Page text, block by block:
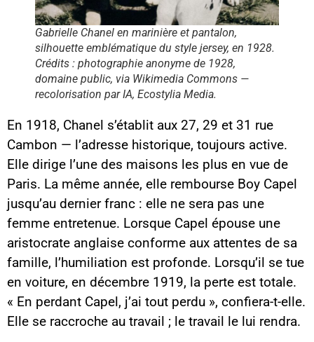
Gabrielle Chanel en marinière et pantalon,
silhouette emblématique du style jersey, en 1928.
Crédits : photographie anonyme de 1928,
domaine public, via Wikimedia Commons —
recolorisation par IA, Ecostylia Media.
En 1918, Chanel s’établit aux 27, 29 et 31 rue
Cambon — l’adresse historique, toujours active.
Elle dirige l’une des maisons les plus en vue de
Paris. La même année, elle rembourse Boy Capel
jusqu’au dernier franc : elle ne sera pas une
femme entretenue. Lorsque Capel épouse une
aristocrate anglaise conforme aux attentes de sa
famille, l’humiliation est profonde. Lorsqu’il se tue
en voiture, en décembre 1919, la perte est totale.
« En perdant Capel, j’ai tout perdu », confiera-t-elle.
Elle se raccroche au travail ; le travail le lui rendra.